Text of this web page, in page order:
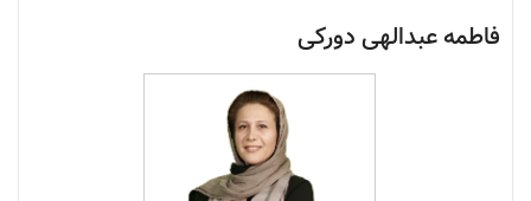
فاطمه عبدالهی دورکی